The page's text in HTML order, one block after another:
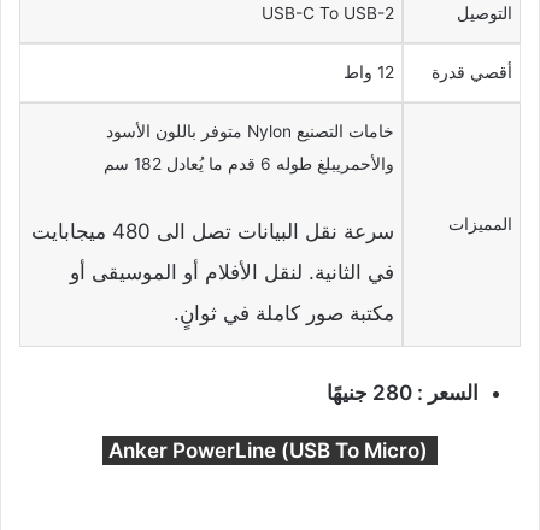
التوصيل USB-C To USB-2
أقصي قدرة 12 واط
المميزات
خامات التصنيع Nylon متوفر باللون الأسود
والأحمريبلغ طوله 6 قدم ما يُعادل 182 سم
سرعة نقل البيانات تصل الى 480 ميجابايت
في الثانية. لنقل الأفلام أو الموسيقى أو
مكتبة صور كاملة في ثوانٍ.
السعر : 280 جنيهًا
(USB To Micro) Anker PowerLine